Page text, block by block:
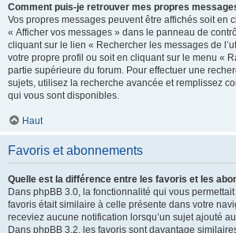
Comment puis-je retrouver mes propres
Vos propres messages peuvent être affichés soit en
« Afficher vos messages » dans le panneau de
cliquant sur le lien « Rechercher les messages de
votre propre profil ou soit en cliquant sur le menu «
partie supérieure du forum. Pour effectuer une
sujets, utilisez la recherche avancée et remplissez
qui vous sont disponibles.
Haut
Favoris et abonnements
Quelle est la différence entre les favoris et les
Dans phpBB 3.0, la fonctionnalité qui vous
favoris était similaire à celle présente dans votre
receviez aucune notification lorsqu’un sujet ajouté
Dans phpBB 3.2, les favoris sont davantage